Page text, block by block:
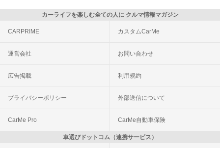
カーライフを楽しむ全ての人に クルマ情報マガジン
CARPRIME カスタムCarMe
運営会社 お問い合わせ
広告掲載 利用規約
プライバシーポリシー 外部送信について
CarMe Pro CarMe自動車保険
車選びドットコム（連携サービス）